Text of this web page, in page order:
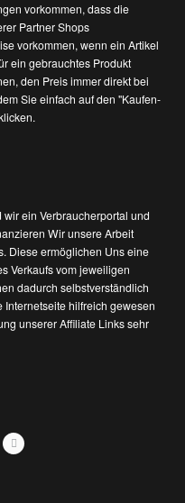
vorkommen, dass die
Partner Shops
vorkommen, wenn ein Artikel
ein gebrauchtes Produkt
den Preis immer direkt bei
Sie einfach auf den "Kaufen-
ein Verbraucherportal und
Wir unsere Arbeit
Diese ermöglichen Uns eine
Verkaufs vom jeweiligen
dadurch selbstverständlich
hilfreich gewesen
unserer Affiliate Links sehr